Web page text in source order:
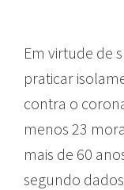
Em virtude de
praticar
contra o
menos 23
mais de 60
segundo